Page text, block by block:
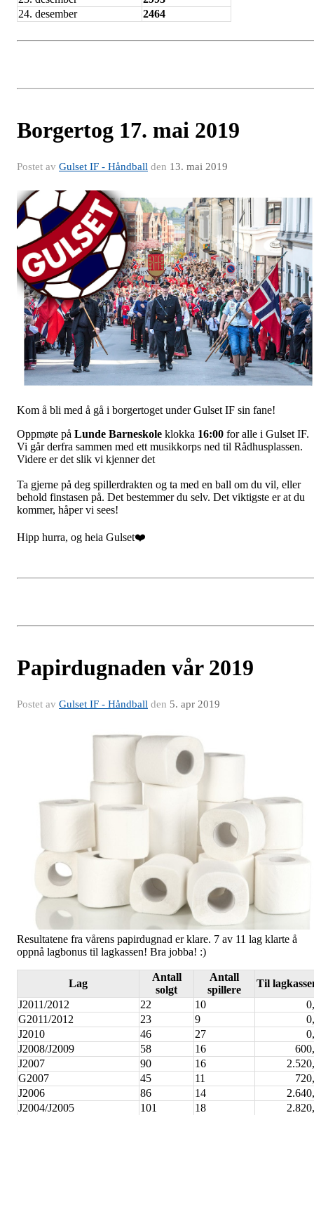
24. desember
2464
Borgertog 17. mai 2019
Postet av Gulset IF - Håndball den 13. mai 2019
Kom å bli med å gå i borgertoget under Gulset IF sin fane!
Oppmøte på Lunde Barneskole klokka 16:00 for alle i Gulset IF.
Vi går derfra sammen med ett musikkorps ned til Rådhusplassen.
Videre er det slik vi kjenner det
Ta gjerne på deg spillerdrakten og ta med en ball om du vil, eller
behold finstasen på. Det bestemmer du selv. Det viktigste er at du
kommer, håper vi sees!
Hipp hurra, og heia Gulset❤️
Papirdugnaden vår 2019
Postet av Gulset IF - Håndball den 5. apr 2019
Resultatene fra vårens papirdugnad er klare. 7 av 11 lag klarte å
oppnå lagbonus til lagkassen! Bra jobba! :)
Lag
Antall
solgt
Antall
spillere
Til
J2011/2012
22 10
G2011/2012
23 9
J2010
46 27
J2008/J2009
58 16
J2007
90 16
G2007
45 11
J2006
86 14
J2004/J2005
101 18